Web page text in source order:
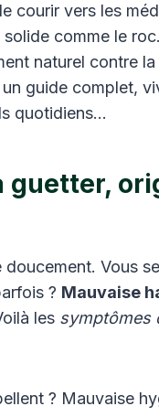
courir vers les
solide comme le
naturel contre
guide complet,
quotidiens…
guetter,
Vous
? Mauvaise
les symptômes
? Mauvaise